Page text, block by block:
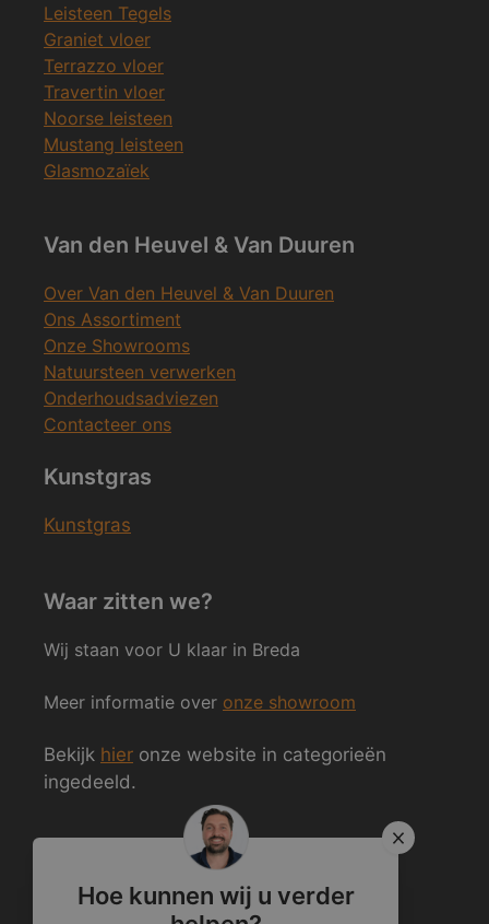
Hoe kunnen wij u verder
Leisteen Tegels
Graniet vloer
Terrazzo vloer
Travertin vloer
Noorse leisteen
Mustang leisteen
Glasmozaïek
Van den Heuvel & Van Duuren
Over Van den Heuvel & Van Duuren
Ons Assortiment
Onze Showrooms
Natuursteen verwerken
Onderhoudsadviezen
Contacteer ons
Kunstgras
Kunstgras
Waar zitten we?
Wij staan voor U klaar in Breda
Meer informatie over onze showroom
Bekijk hier onze website in categorieën
ingedeeld.
Volg ons ook op Social Media